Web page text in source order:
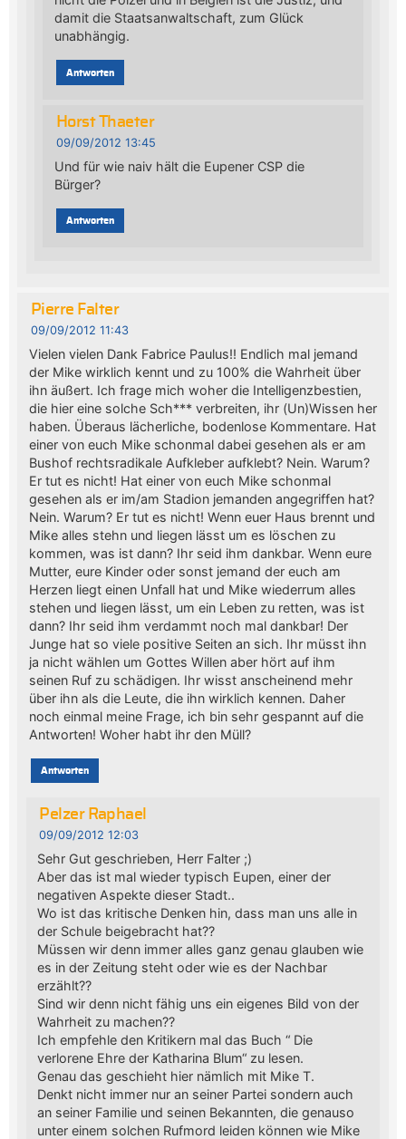
damit die Staatsanwaltschaft, zum Glück
unabhängig.
Antworten
Horst Thaeter
09/09/2012 13:45
Und für wie naiv hält die Eupener CSP die
Bürger?
Antworten
Pierre Falter
09/09/2012 11:43
Vielen vielen Dank Fabrice Paulus!! Endlich mal jemand
der Mike wirklich kennt und zu 100% die Wahrheit über
ihn äußert. Ich frage mich woher die Intelligenzbestien,
die hier eine solche Sch*** verbreiten, ihr (Un)Wissen her
haben. Überaus lächerliche, bodenlose Kommentare. Hat
einer von euch Mike schonmal dabei gesehen als er am
Bushof rechtsradikale Aufkleber aufklebt? Nein. Warum?
Er tut es nicht! Hat einer von euch Mike schonmal
gesehen als er im/am Stadion jemanden angegriffen hat?
Nein. Warum? Er tut es nicht! Wenn euer Haus brennt und
Mike alles stehn und liegen lässt um es löschen zu
kommen, was ist dann? Ihr seid ihm dankbar. Wenn eure
Mutter, eure Kinder oder sonst jemand der euch am
Herzen liegt einen Unfall hat und Mike wiederrum alles
stehen und liegen lässt, um ein Leben zu retten, was ist
dann? Ihr seid ihm verdammt noch mal dankbar! Der
Junge hat so viele positive Seiten an sich. Ihr müsst ihn
ja nicht wählen um Gottes Willen aber hört auf ihm
seinen Ruf zu schädigen. Ihr wisst anscheinend mehr
über ihn als die Leute, die ihn wirklich kennen. Daher
noch einmal meine Frage, ich bin sehr gespannt auf die
Antworten! Woher habt ihr den Müll?
Antworten
Pelzer Raphael
09/09/2012 12:03
Sehr Gut geschrieben, Herr Falter ;)
Aber das ist mal wieder typisch Eupen, einer der
negativen Aspekte dieser Stadt..
Wo ist das kritische Denken hin, dass man uns alle in
der Schule beigebracht hat??
Müssen wir denn immer alles ganz genau glauben wie
es in der Zeitung steht oder wie es der Nachbar
erzählt??
Sind wir denn nicht fähig uns ein eigenes Bild von der
Wahrheit zu machen??
Ich empfehle den Kritikern mal das Buch “ Die
verlorene Ehre der Katharina Blum“ zu lesen.
Genau das geschieht hier nämlich mit Mike T.
Denkt nicht immer nur an seiner Partei sondern auch
an seiner Familie und seinen Bekannten, die genauso
unter einem solchen Rufmord leiden können wie Mike